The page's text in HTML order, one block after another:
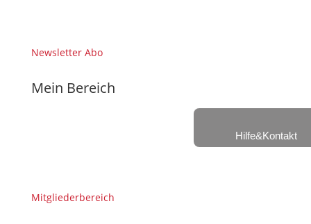
Newsletter Abo
Mein Bereich
Mitgliederbereich
Hilfe&Kontakt